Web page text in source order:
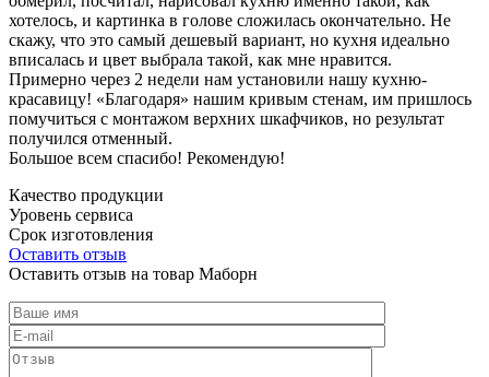
хотелось, и картинка в голове сложилась окончательно. Не
скажу, что это самый дешевый вариант, но кухня идеально
вписалась и цвет выбрала такой, как мне нравится.
Примерно через 2 недели нам установили нашу кухню-
красавицу! «Благодаря» нашим кривым стенам, им пришлось
помучиться с монтажом верхних шкафчиков, но результат
получился отменный.
Большое всем спасибо! Рекомендую!
Качество продукции
Уровень сервиса
Срок изготовления
Оставить отзыв
Оставить отзыв на товар Маборн